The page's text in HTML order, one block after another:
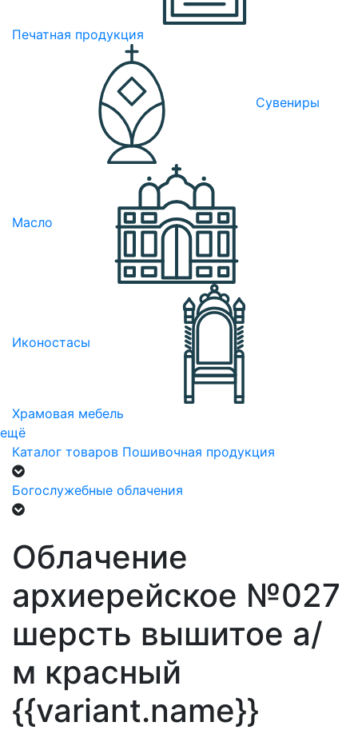
Печатная продукция
Сувениры
Масло
Иконостасы
Храмовая мебель
ещё
Каталог товаров Пошивочная продукция
Богослужебные облачения
Облачение
архиерейское №027
шерсть вышитое а/
м красный
{{variant.name}}